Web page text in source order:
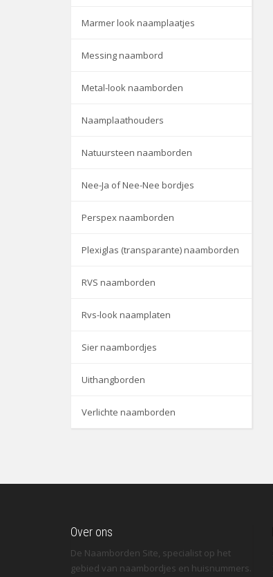
Marmer look naamplaatjes
Messing naambord
Metal-look naamborden
Naamplaathouders
Natuursteen naamborden
Nee-Ja of Nee-Nee bordjes
Perspex naamborden
Plexiglas (transparante) naamborden
RVS naamborden
Rvs-look naamplaten
Sier naambordjes
Uithangborden
Verlichte naamborden
Over ons
De Naamborden Site, specialist op het
gebied van naambordjes en huisnummers.